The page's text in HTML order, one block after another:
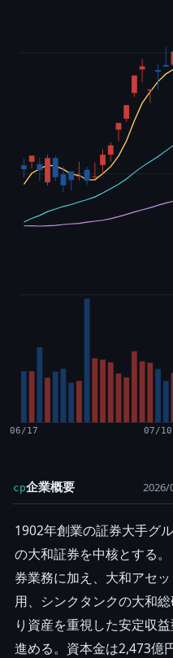
06/17 07/10
cp企業概要 2026/
1902年創業の証券大手グ
の大和証券を中核とする
券業務に加え、大和アセ
用、シンクタンクの大和
り資産を重視した安定収
進める。資本金は2,473億